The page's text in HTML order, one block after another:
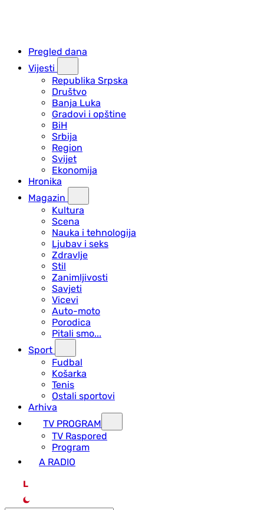
Pregled dana
Vijesti
Republika Srpska
Društvo
Banja Luka
Gradovi i opštine
BiH
Srbija
Region
Svijet
Ekonomija
Hronika
Magazin
Kultura
Scena
Nauka i tehnologija
Ljubav i seks
Zdravlje
Stil
Zanimljivosti
Savjeti
Vicevi
Auto-moto
Porodica
Pitali smo...
Sport
Fudbal
Košarka
Tenis
Ostali sportovi
Arhiva
TV PROGRAM
ТV Raspored
Program
A RADIO
L